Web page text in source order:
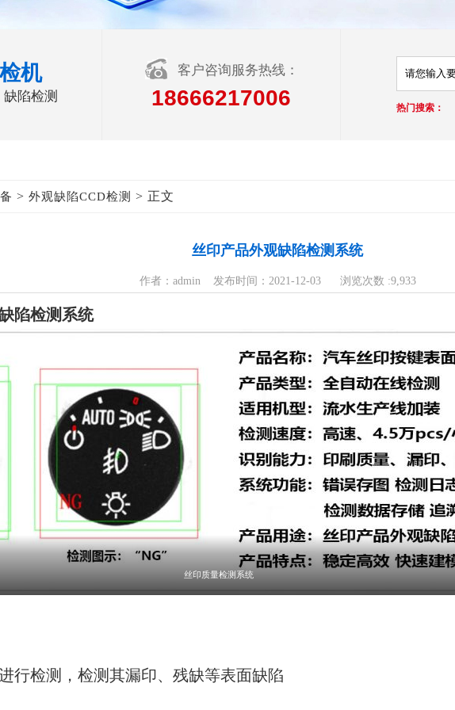
机
陷检测
客户咨询服务热线：
18666217006 热门搜索：
> 外观缺陷CCD检测 > 正文
丝印产品外观缺陷检测系统
作者：admin 发布时间：2021-12-03 浏览次数 :9,933
陷检测系统
丝印质量检测系统
行检测，检测其漏印、残缺等表面缺陷